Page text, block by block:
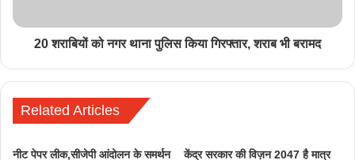
20 शराबियों को नगर थाना पुलिस किया गिरफ्तार, शराब भी बरामद
Related Articles
नीट पेपर लीक,सीजेपी आंदोलन के समर्थन
केंद्र सरकार की विज़न 2047 है मात्र